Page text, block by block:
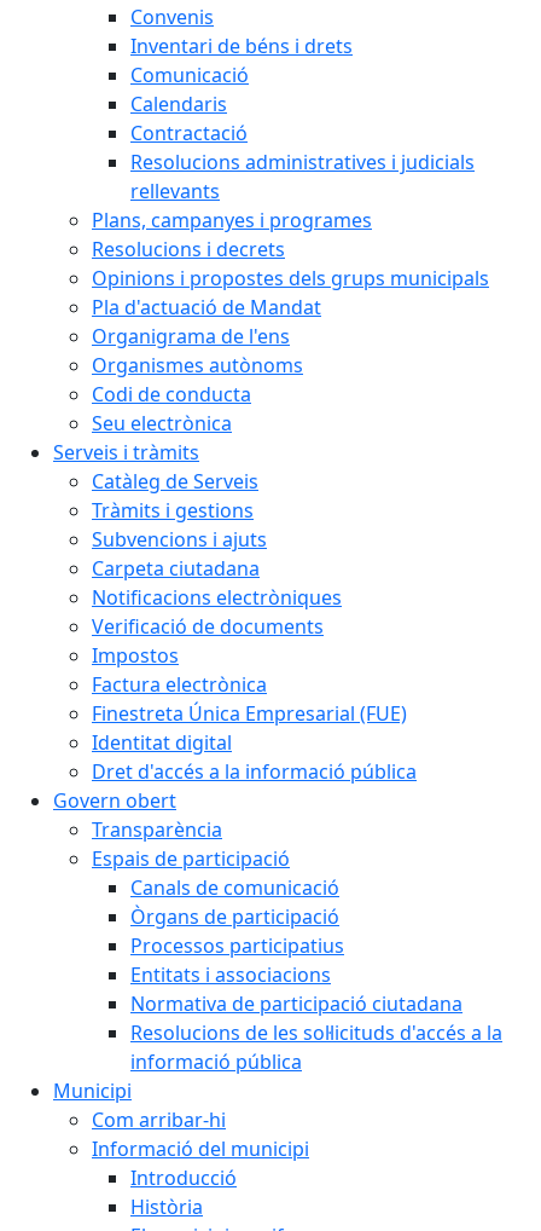
Convenis
Inventari de béns i drets
Comunicació
Calendaris
Contractació
Resolucions administratives i judicials
rellevants
Plans, campanyes i programes
Resolucions i decrets
Opinions i propostes dels grups municipals
Pla d'actuació de Mandat
Organigrama de l'ens
Organismes autònoms
Codi de conducta
Seu electrònica
Serveis i tràmits
Catàleg de Serveis
Tràmits i gestions
Subvencions i ajuts
Carpeta ciutadana
Notificacions electròniques
Verificació de documents
Impostos
Factura electrònica
Finestreta Única Empresarial (FUE)
Identitat digital
Dret d'accés a la informació pública
Govern obert
Transparència
Espais de participació
Canals de comunicació
Òrgans de participació
Processos participatius
Entitats i associacions
Normativa de participació ciutadana
Resolucions de les sol·licituds d'accés a la
informació pública
Municipi
Com arribar-hi
Informació del municipi
Introducció
Història